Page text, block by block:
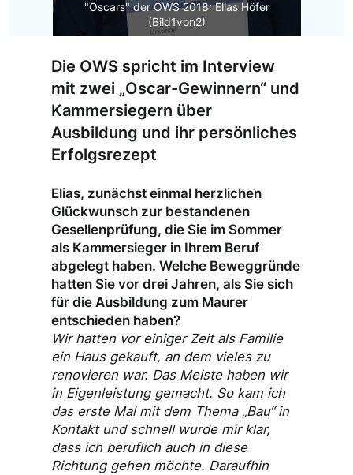
"Oscars" der OWS 2018: Elias Höfer
(Bild1von2)
Die OWS spricht im Interview
mit zwei „Oscar-Gewinnern“ und
Kammersiegern über
Ausbildung und ihr persönliches
Erfolgsrezept
Elias, zunächst einmal herzlichen
Glückwunsch zur bestandenen
Gesellenprüfung, die Sie im Sommer
als Kammersieger in Ihrem Beruf
abgelegt haben. Welche Beweggründe
hatten Sie vor drei Jahren, als Sie sich
für die Ausbildung zum Maurer
entschieden haben?
Wir hatten vor einiger Zeit als Familie
ein Haus gekauft, an dem vieles zu
renovieren war. Das Meiste haben wir
in Eigenleistung gemacht. So kam ich
das erste Mal mit dem Thema „Bau“ in
Kontakt und schnell wurde mir klar,
dass ich beruflich auch in diese
Richtung gehen möchte. Daraufhin